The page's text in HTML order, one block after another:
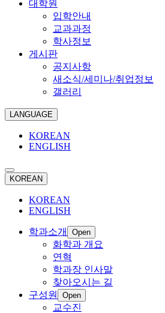
대학원
입학안내
교과과정
학사정보
게시판
공지사항
새소식/세미나/취업정보
갤러리
LANGUAGE
KOREAN
ENGLISH
KOREAN
KOREAN
ENGLISH
학과소개 Open
화학과 개요
연혁
학과장 인사말
찾아오시는 길
구성원
Open
교수진